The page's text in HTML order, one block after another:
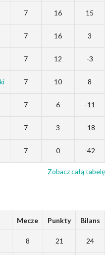
7 16 15
7 16 3
7 12 -3
7 10 8
7 6 -11
7 3 -18
7 0 -42
Zobacz całą tabelę
Mecze Punkty Bilans
8 21 24